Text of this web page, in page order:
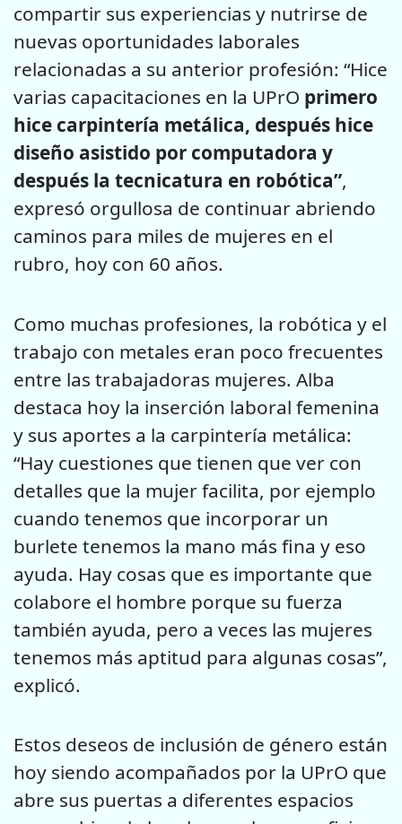
compartir sus experiencias y nutrirse de
nuevas oportunidades laborales
relacionadas a su anterior profesión: “Hice
varias capacitaciones en la UPrO primero
hice carpintería metálica, después hice
diseño asistido por computadora y
después la tecnicatura en robótica”,
expresó orgullosa de continuar abriendo
caminos para miles de mujeres en el
rubro, hoy con 60 años.
Como muchas profesiones, la robótica y el
trabajo con metales eran poco frecuentes
entre las trabajadoras mujeres. Alba
destaca hoy la inserción laboral femenina
y sus aportes a la carpintería metálica:
“Hay cuestiones que tienen que ver con
detalles que la mujer facilita, por ejemplo
cuando tenemos que incorporar un
burlete tenemos la mano más fina y eso
ayuda. Hay cosas que es importante que
colabore el hombre porque su fuerza
también ayuda, pero a veces las mujeres
tenemos más aptitud para algunas cosas”,
explicó.
Estos deseos de inclusión de género están
hoy siendo acompañados por la UPrO que
abre sus puertas a diferentes espacios